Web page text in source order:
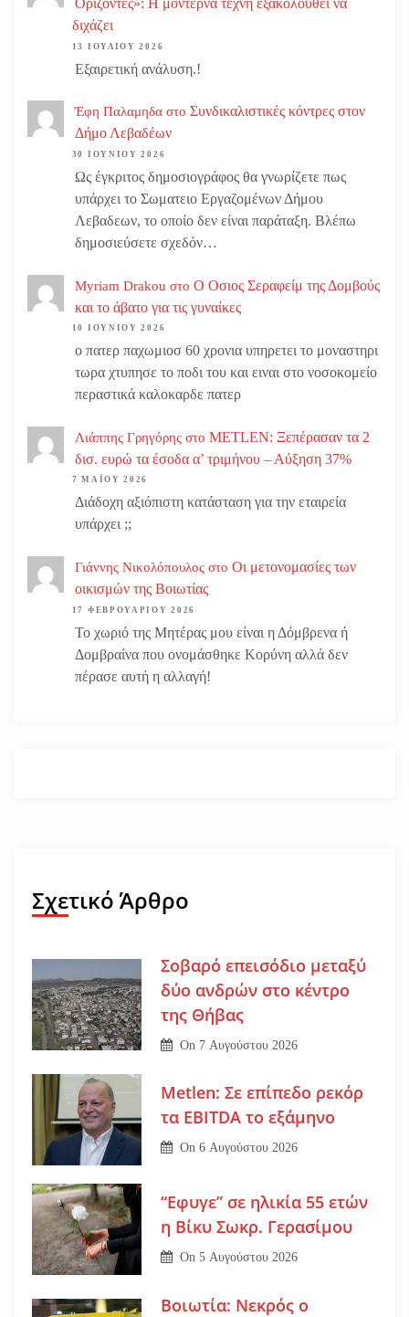
Ορίζοντες»: Η μοντέρνα τέχνη εξακολουθεί να
διχάζει
13 ΙΟΥΛΊΟΥ 2026
Εξαιρετική ανάλυση.!
Έφη Παλαμηδα στο Συνδικαλιστικές κόντρες στον
Δήμο Λεβαδέων
30 ΙΟΥΝΊΟΥ 2026
Ως έγκριτος δημοσιογράφος θα γνωρίζετε πως
υπάρχει το Σωματειο Εργαζομένων Δήμου
Λεβαδεων, το οποίο δεν είναι παράταξη. Βλέπω
δημοσιεύσετε σχεδόν…
Myriam Drakou στο Ο Οσιος Σεραφείμ της Δομβούς
και το άβατο για τις γυναίκες
10 ΙΟΥΝΊΟΥ 2026
ο πατερ παχωμιοσ 60 χρονια υπηρετει το μοναστηρι
τωρα χτυπησε το ποδι του και ειναι στο νοσοκομείο
περαστικά καλοκαρδε πατερ
Λιάππης Γρηγόρης στο METLEN: Ξεπέρασαν τα 2
δισ. ευρώ τα έσοδα α’ τριμήνου – Αύξηση 37%
7 ΜΑΪ́ΟΥ 2026
Διάδοχη αξιόπιστη κατάσταση για την εταιρεία
υπάρχει ;;
Γιάννης Νικολόπουλος στο Οι μετονομασίες των
οικισμών της Βοιωτίας
17 ΦΕΒΡΟΥΑΡΊΟΥ 2026
Το χωριό της Μητέρας μου είναι η Δόμβρενα ή
Δομβραίνα που ονομάσθηκε Κορύνη αλλά δεν
πέρασε αυτή η αλλαγή!
Σχετικό Άρθρο
Σοβαρό επεισόδιο μεταξύ
δύο ανδρών στο κέντρο
της Θήβας
On 7 Αυγούστου 2026
Metlen: Σε επίπεδο ρεκόρ
τα EBITDA το εξάμηνο
On6 Αυγούστου 2026
“Εφυγε” σε ηλικία 55 ετών
η Βίκυ Σωκρ. Γερασίμου
On5 Αυγούστου 2026
Βοιωτία: Νεκρός ο